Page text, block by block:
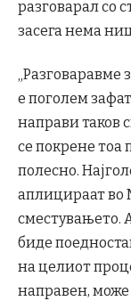
разговарал со
засега нема
„Разговаравме
е поголем
направи таков
се покрене тоа
полесно.
аплицираат во
сместувањето.
биде
на целиот
направен, може